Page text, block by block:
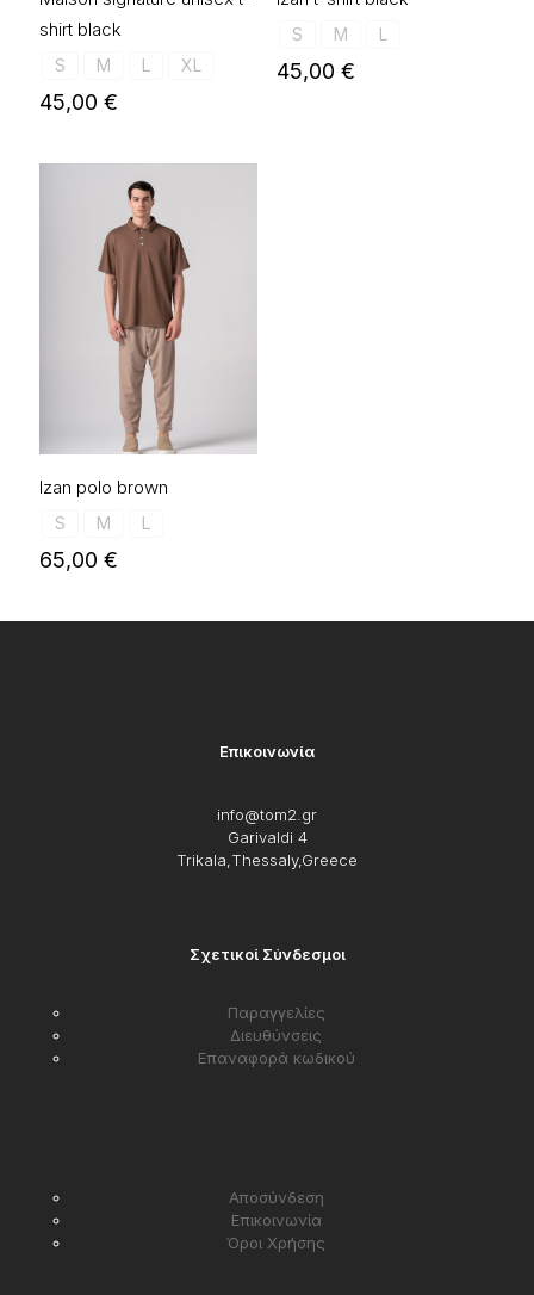
shirt black
S M L XL
45,00 €
S M L
45,00 €
Izan polo brown
S M L
65,00 €
Επικοινωνία
info@tom2.gr
Garivaldi 4
Trikala,Thessaly,Greece
Σχετικοί Σύνδεσμοι
Παραγγελίες
Διευθύνσεις
Επαναφορά κωδικού
Αποσύνδεση
Επικοινωνία
Όροι Χρήσης